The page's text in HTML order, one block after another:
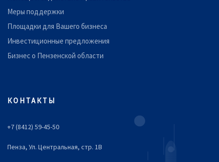
Меры поддержки
Площадки для Вашего бизнеса
Инвестиционные предложения
Бизнес о Пензенской области
КОНТАКТЫ
+7 (8412) 59-45-50
Пенза, Ул. Центральная, стр. 1В